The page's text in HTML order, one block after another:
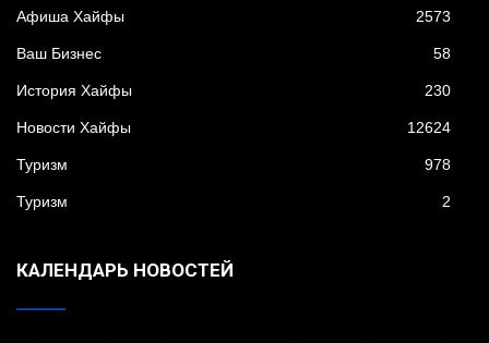
Афиша Хайфы 2573
Ваш Бизнес 58
История Хайфы 230
Новости Хайфы 12624
Туризм 978
Туризм 2
КАЛЕНДАРЬ НОВОСТЕЙ